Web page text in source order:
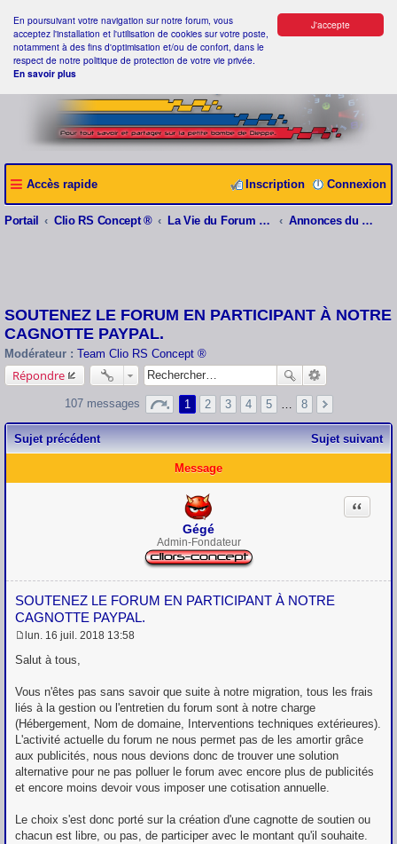
J'accepte
En poursuivant votre navigation sur notre forum, vous
acceptez l'installation et l'utilisation de cookies sur votre poste,
notamment à des fins d'optimisation et/ou de confort, dans le
respect de notre politique de protection de votre vie privée.
En savoir plus
Accès rapide Connexion
Inscription
Portail Clio RS Concept ® La Vie du Forum Clio RS Concept ® Annonces du webmaster
SOUTENEZ LE FORUM EN PARTICIPANT À NOTRE
CAGNOTTE PAYPAL.
Modérateur : Team Clio RS Concept ®
Répondre
107 messages 1 2 3 4 5 8
Sujet précédent Sujet suivant
Message
Gégé
Admin-Fondateur
SOUTENEZ LE FORUM EN PARTICIPANT À NOTRE
CAGNOTTE PAYPAL.
Citation
e
a
g
e
lun. 16 juil. 2018 13:58
Salut à tous,
Vous n'êtes pas sans savoir que suite à notre migration, tous les frais
liés à la gestion ou l'entretien du forum sont à notre charge
(Hébergement, Nom de domaine, Interventions techniques extérieures).
L'activité actuelle du forum ne nous permet pas de les amortir grâce
aux publicités, nous nous devions donc de trouver une solution
alternative pour ne pas polluer le forum avec encore plus de publicités
et encore moins devoir vous imposer une cotisation annuelle.
Le choix s'est donc porté sur la création d'une cagnotte de soutien ou
chacun est libre, ou pas, de participer avec le montant qu'il souhaite.